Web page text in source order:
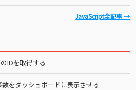
JavaScript全記事 →
IDを取得する
をダッシュボードに表示させる